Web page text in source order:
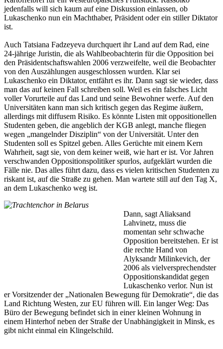
jedenfalls will sich kaum auf eine Diskussion einlassen, ob
Lukaschenko nun ein Machthaber, Präsident oder ein stiller Diktator
ist.
Auch Tatsiana Fadzeyeva durchquert ihr Land auf dem Rad, eine
24-jährige Juristin, die als Wahlbeobachterin für die Opposition bei
den Präsidentschaftswahlen 2006 verzweifelte, weil die Beobachter
von den Auszählungen ausgeschlossen wurden. Klar sei
Lukaschenko ein Diktator, entfährt es ihr. Dann sagt sie wieder, dass
man das auf keinen Fall schreiben soll. Weil es ein falsches Licht
voller Vorurteile auf das Land und seine Bewohner werfe. Auf den
Universitäten kann man sich kritisch gegen das Regime äußern,
allerdings mit diffusem Risiko. Es könnte Listen mit oppositionellen
Studenten geben, die angeblich der KGB anlegt, manche fliegen
wegen „mangelnder Disziplin“ von der Universität. Unter den
Studenten soll es Spitzel geben. Alles Gerüchte mit einem Kern
Wahrheit, sagt sie, von dem keiner weiß, wie hart er ist. Vor Jahren
verschwanden Oppositionspolitiker spurlos, aufgeklärt wurden die
Fälle nie. Das alles führt dazu, dass es vielen kritischen Studenten zu
riskant ist, auf die Straße zu gehen. Man wartete still auf den Tag X,
an dem Lukaschenko weg ist.
Dann, sagt Aliaksand
Lahvinetz, muss die
momentan sehr schwache
Opposition bereitstehen. Er ist
die rechte Hand von
Alyksandr Milinkevich, der
2006 als vielversprechendster
Oppositionskandidat gegen
Lukaschenko verlor. Nun ist
er Vorsitzender der „Nationalen Bewegung für Demokratie“, die das
Land Richtung Westen, zur EU führen will. Ein langer Weg: Das
Büro der Bewegung befindet sich in einer kleinen Wohnung in
einem Hinterhof neben der Straße der Unabhängigkeit in Minsk, es
gibt nicht einmal ein Klingelschild.